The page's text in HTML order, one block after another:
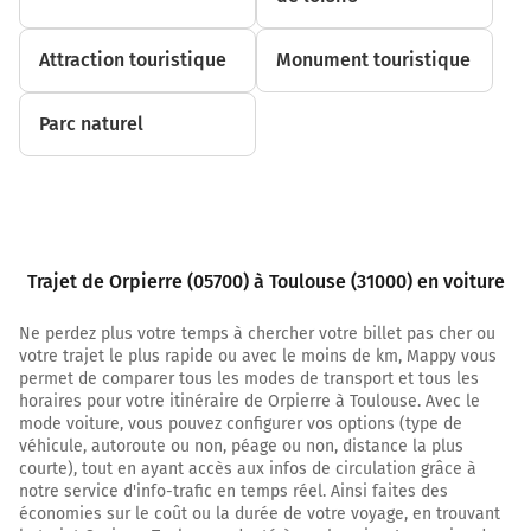
Au rond-point, prendre la 2ème sortie sur E712 D1075
(Avenue de Provence) et continuer sur 2 kilomètres
13,5 km
15,5 km
Continuer D4075 E712 (Le Niac) sur 130 mètres
Continuer E712 D4075 (Chemin de l'Espagnol) sur 1,9
kilomètre
Col des Hostes
16,6 km
Continuer D4075 E712 (D4075) sur 850 mètres
18,5 km
Attraction touristique Monument touristique
Parc naturel
Trajet de Orpierre (05700) à Toulouse (31000) en voiture
Ne perdez plus votre temps à chercher votre billet pas cher ou
votre trajet le plus rapide ou avec le moins de km, Mappy vous
permet de comparer tous les modes de transport et tous les
horaires pour votre itinéraire de Orpierre à Toulouse. Avec le
mode voiture, vous pouvez configurer vos options (type de
véhicule, autoroute ou non, péage ou non, distance la plus
courte), tout en ayant accès aux infos de circulation grâce à
notre service d'info-trafic en temps réel. Ainsi faites des
économies sur le coût ou la durée de votre voyage, en trouvant